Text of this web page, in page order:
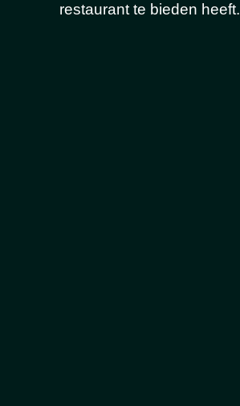
restaurant te bieden heeft.